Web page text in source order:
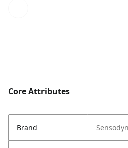
Core Attributes
Brand